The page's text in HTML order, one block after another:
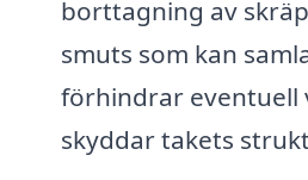
borttagning av
smuts som kan
förhindrar eventuell
skyddar takets